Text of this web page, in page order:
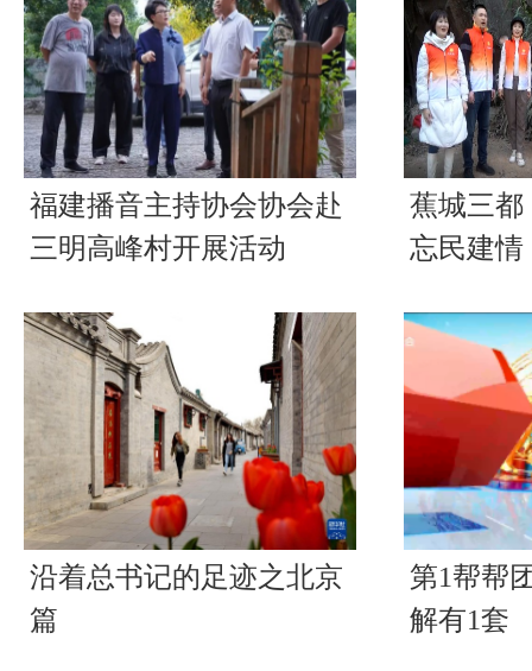
福建播音主持协会协会赴
三明高峰村开展活动
蕉城三都
忘民建情
沿着总书记的足迹之北京
篇
第1帮帮
解有1套